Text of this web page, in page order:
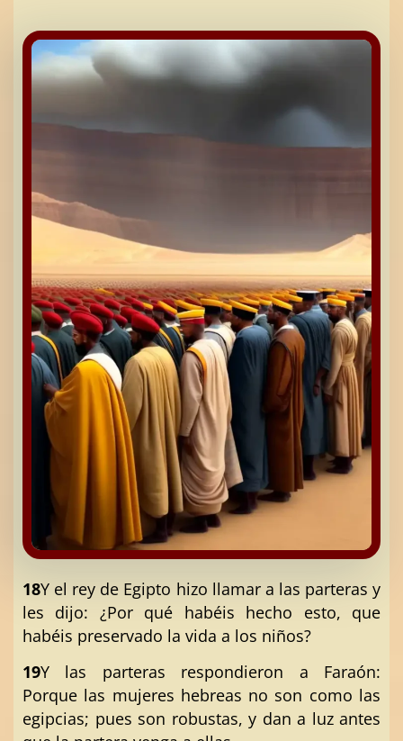
18Y el rey de Egipto hizo llamar a las parteras y
les dijo: ¿Por qué habéis hecho esto, que
habéis preservado la vida a los niños?
19Y las parteras respondieron a Faraón:
Porque las mujeres hebreas no son como las
egipcias; pues son robustas, y dan a luz antes